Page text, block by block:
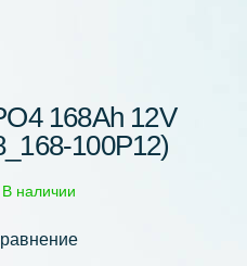
168Ah 12V
100P12)
В наличии